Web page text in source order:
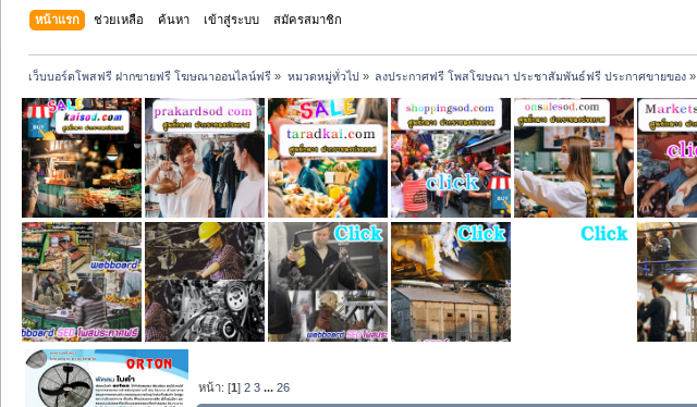
หน้าแรก ช่วยเหลือ ค้นหา เข้าสู่ระบบ สมัครสมาชิก
เว็บบอร์ดโพสฟรี ฝากขายฟรี โฆษณาออนไลน์ฟรี » หมวดหมู่ทั่วไป» ลงประกาศฟรี โพสโฆษณา ประชาสัมพันธ์ฟรี ประกาศขายของ»
หน้า: [1]2 3 ...26